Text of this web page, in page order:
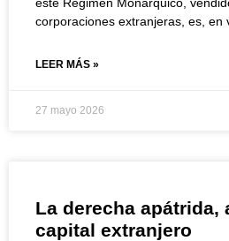
corporaciones extranjeras, es, en
LEER MÁS »
27 mayo 2026
La derecha apátrida,
capital extranjero